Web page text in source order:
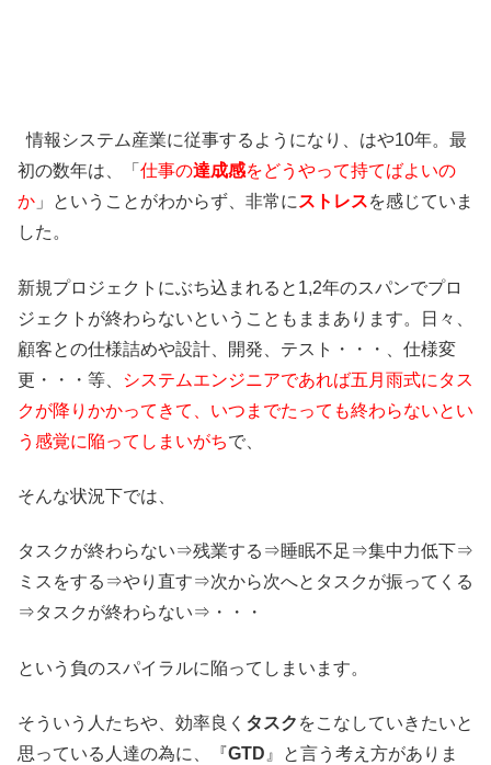
情報システム産業に従事するようになり、はや10年。最
初の数年は、「 仕事の達成感をどうやって持てばよいの
か 」ということがわからず、非常に ストレスを感じていま
した。
新規プロジェクトにぶち込まれると1,2年のスパンでプロ
ジェクトが終わらないということもままあります。日々、
顧客との仕様詰めや設計、開発、テスト・・・、仕様変
更・・・等、
システムエンジニアであれば五月雨式にタス
クが降りかかってきて、いつまでたっても終わらないとい
う感覚に陥ってしまいがちで、
そんな状況下では、
タスクが終わらない⇒残業する⇒睡眠不足⇒集中力低下⇒
ミスをする⇒やり直す⇒次から次へとタスクが振ってくる
⇒タスクが終わらない⇒・・・
という負のスパイラルに陥ってしまいます。
そういう人たちや、効率良く タスク をこなしていきたいと
思っている人達の為に、『GTD 』と言う考え方がありま